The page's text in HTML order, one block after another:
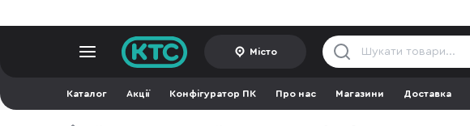
Місто
Каталог Акції Конфігуратор ПК Про нас Магазини Доставка